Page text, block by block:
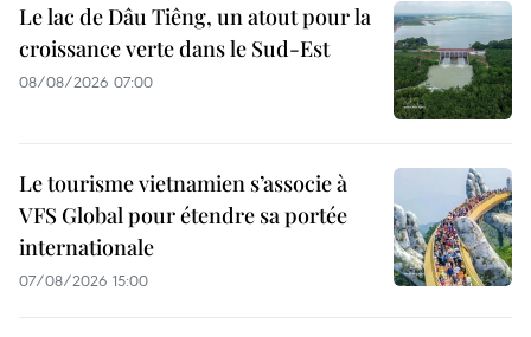
Le lac de Dâu Tiêng, un atout pour la
croissance verte dans le Sud-Est
08/08/2026 07:00
Le tourisme vietnamien s’associe à
VFS Global pour étendre sa portée
internationale
07/08/2026 15:00